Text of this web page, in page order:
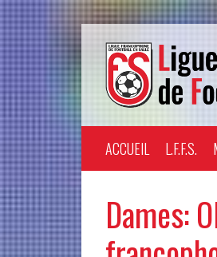
ACCUEIL L.F.F.S.
Dames: